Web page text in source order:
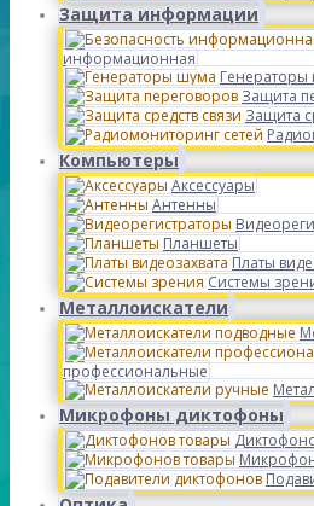
Защита информации
информационная
Защита
Защита
Компьютеры
Аксессуары
Антенны
Планшеты
Платы
Системы
Металлоискатели
профессиональные
Микрофоны диктофоны